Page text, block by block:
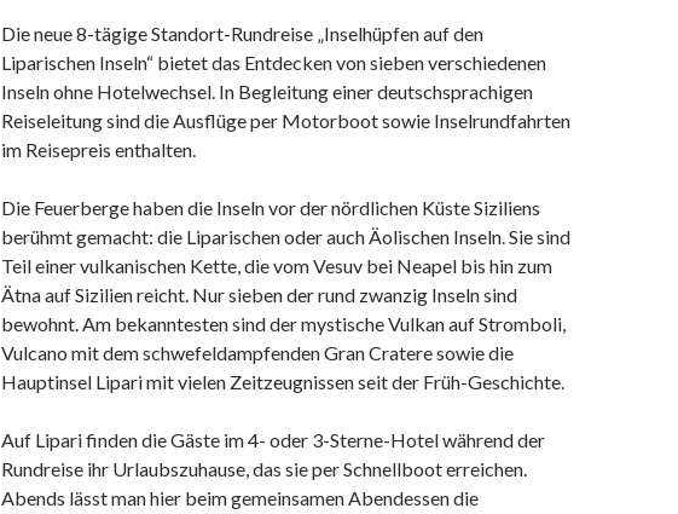
Die neue 8-tägige Standort-Rundreise „Inselhüpfen auf den
Liparischen Inseln“ bietet das Entdecken von sieben verschiedenen
Inseln ohne Hotelwechsel. In Begleitung einer deutschsprachigen
Reiseleitung sind die Ausflüge per Motorboot sowie Inselrundfahrten
im Reisepreis enthalten.
Die Feuerberge haben die Inseln vor der nördlichen Küste Siziliens
berühmt gemacht: die Liparischen oder auch Äolischen Inseln. Sie sind
Teil einer vulkanischen Kette, die vom Vesuv bei Neapel bis hin zum
Ätna auf Sizilien reicht. Nur sieben der rund zwanzig Inseln sind
bewohnt. Am bekanntesten sind der mystische Vulkan auf Stromboli,
Vulcano mit dem schwefeldampfenden Gran Cratere sowie die
Hauptinsel Lipari mit vielen Zeitzeugnissen seit der Früh-Geschichte.
Auf Lipari finden die Gäste im 4- oder 3-Sterne-Hotel während der
Rundreise ihr Urlaubszuhause, das sie per Schnellboot erreichen.
Abends lässt man hier beim gemeinsamen Abendessen die